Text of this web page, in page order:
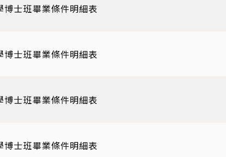
博士班畢業條件明細表
博士班畢業條件明細表
博士班畢業條件明細表
博士班畢業條件明細表